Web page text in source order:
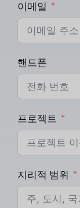
이메일
핸드폰
프로젝트
지리적 범위